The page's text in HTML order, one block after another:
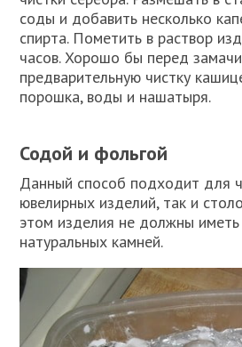
соды и добавить несколько
спирта. Пометить в раствор
часов. Хорошо бы перед
предварительную чистку
порошка, воды и нашатыря.
Содой и фольгой
Данный способ подходит для
ювелирных изделий, так и
этом изделия не должны иметь
натуральных камней.